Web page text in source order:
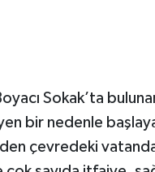
Sokak’ta
bir nedenle
çevredeki